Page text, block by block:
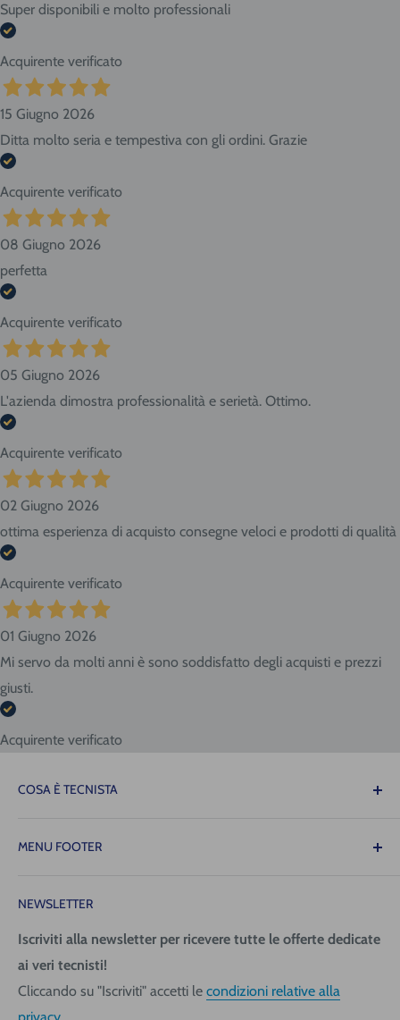
Super disponibili e molto professionali
Acquirente verificato
15 Giugno 2026
Ditta molto seria e tempestiva con gli ordini. Grazie
Acquirente verificato
08 Giugno 2026
perfetta
Acquirente verificato
05 Giugno 2026
L'azienda dimostra professionalità e serietà. Ottimo.
Acquirente verificato
02 Giugno 2026
ottima esperienza di acquisto consegne veloci e prodotti di qualità
Acquirente verificato
01 Giugno 2026
Mi servo da molti anni è sono soddisfatto degli acquisti e prezzi
giusti.
Acquirente verificato
COSA È TECNISTA
attrezzature necessarie per il tuo lavoro saranno sempre
operare con precisione, fluidità e senza intoppi!
MENU FOOTER
Spedizione (costi e tempi)
Pagamenti
Richiedi fattura
Informativa Privacy
NEWSLETTER
Iscriviti alla newsletter per ricevere tutte le offerte dedicate
ai veri tecnisti!
Cliccando su "Iscriviti" accetti le condizioni relative alla